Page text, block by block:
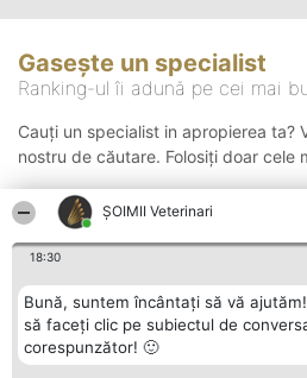
ȘOIMII Veterinari
18:30
Bună, suntem încântați să vă
să faceți clic pe subiectul de
corespunzător! 🙂
Gasește un specialist
Ranking-ul îi adună pe cei mai
Cauți un specialist in apropierea ta?
nostru de căutare. Folosiți doar cele